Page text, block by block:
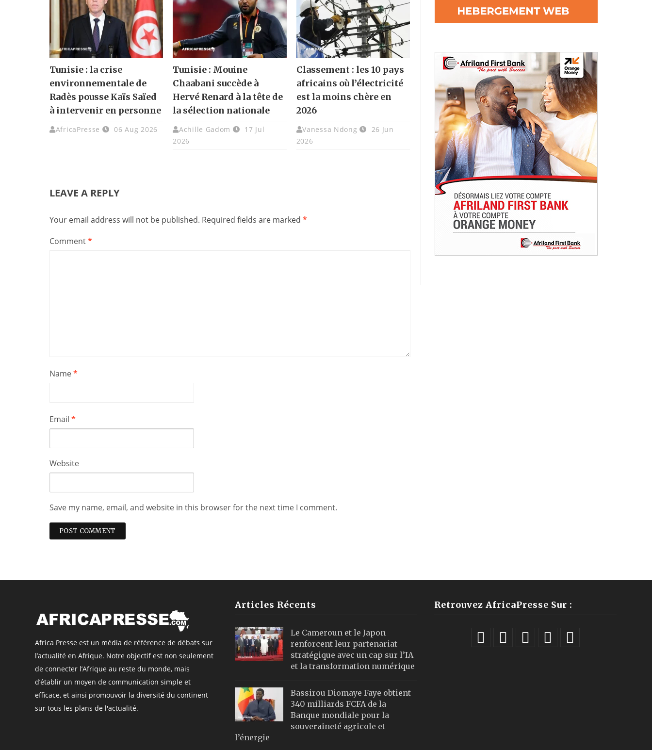
Tunisie : la crise
environnementale de
Radès pousse Kaïs Saïed
à intervenir en personne
AfricaPresse 06 Aug 2026
Tunisie : Mouine
Chaabani succède à
Hervé Renard à la tête de
la sélection nationale
Achille Gadom
17 Jul
2026
Classement : les 10 pays
africains où l’électricité
est la moins chère en
2026
Vanessa Ndong
26 Jun
2026
LEAVE A REPLY
Your email address will not be published. Required fields are marked *
Comment*
Name*
Email *
Website
Save my name, email, and website in this browser for the next time I comment.
Africa Presse est un média de référence de débats sur
l’actualité en Afrique. Notre objectif est non seulement
de connecter l’Afrique au reste du monde, mais
d’établir un moyen de communication simple et
efficace, et ainsi promouvoir la diversité du continent
sur tous les plans de l'actualité.
Articles Récents
Le Cameroun et le Japon
renforcent leur partenariat
stratégique avec un cap sur l’IA
et la transformation numérique
Bassirou Diomaye Faye obtient
340 milliards FCFA de la
Banque mondiale pour la
souveraineté agricole et
l’énergie
Retrouvez AfricaPresse Sur :